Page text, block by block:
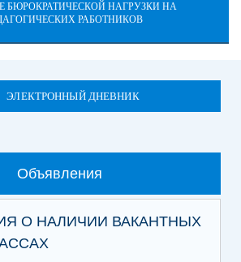
БЮРОКРАТИЧЕСКОЙ НАГРУЗКИ НА
РАБОТНИКОВ
ЭЛЕКТРОННЫЙ ДНЕВНИК
Объявления
О НАЛИЧИИ ВАКАНТНЫХ